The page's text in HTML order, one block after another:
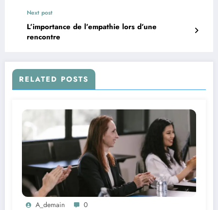
Next post
L’importance de l’empathie lors d’une
rencontre
RELATED POSTS
A_demain 0